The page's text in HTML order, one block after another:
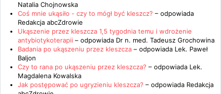
Natalia Chojnowska
Coś mnie ukąsiło - czy to mógł być kleszcz? – odpowiada
Redakcja abcZdrowie
Ukąszenie przez kleszcza 1,5 tygodnia temu i wdrożenie
antybiotykoterapii – odpowiada Dr n. med. Tadeusz Grochowina
Badania po ukąszeniu przez kleszcza – odpowiada Lek. Paweł
Baljon
Czy to rana po ukąszeniu przez kleszcza? – odpowiada Lek.
Magdalena Kowalska
Jak postępować po ugryzieniu kleszcza? – odpowiada Redakcja